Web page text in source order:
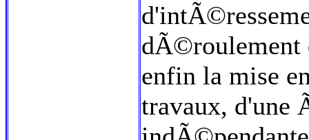
enfin la mise
travaux, d'une